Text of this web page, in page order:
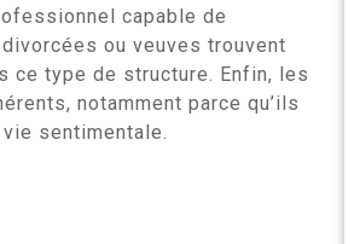
capable de
ou veuves trouvent
ce type de structure. Enfin, les
notamment parce qu’ils
sentimentale.